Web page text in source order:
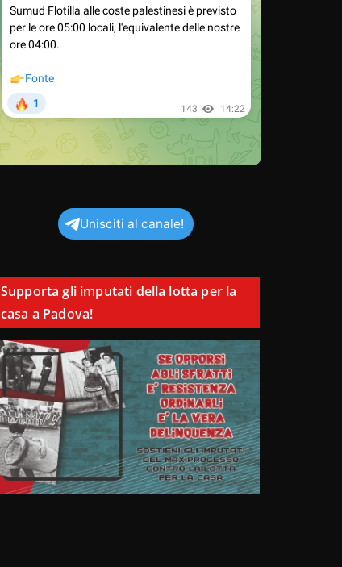
Unisciti al canale!
Supporta gli imputati della lotta per la
casa a Padova!